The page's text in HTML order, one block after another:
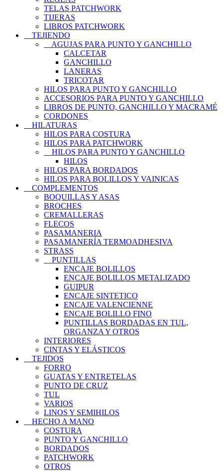
TELAS PATCHWORK
TIJERAS
LIBROS PATCHWORK
TEJIENDO
AGUJAS PARA PUNTO Y GANCHILLO
CALCETAR
GANCHILLO
LANERAS
TRICOTAR
HILOS PARA PUNTO Y GANCHILLO
ACCESORIOS PARA PUNTO Y GANCHILLO
LIBROS DE PUNTO, GANCHILLO Y MACRAMÉ
CORDONES
HILATURAS
HILOS PARA COSTURA
HILOS PARA PATCHWORK
HILOS PARA PUNTO Y GANCHILLO
HILOS
HILOS PARA BORDADOS
HILOS PARA BOLILLOS Y VAINICAS
COMPLEMENTOS
BOQUILLAS Y ASAS
BROCHES
CREMALLERAS
FLECOS
PASAMANERIA
PASAMANERÍA TERMOADHESIVA
STRASS
PUNTILLAS
ENCAJE BOLILLOS
ENCAJE BOLILLOS METALIZADO
GUIPUR
ENCAJE SINTETICO
ENCAJE VALENCIENNE
ENCAJE BOLILLO FINO
PUNTILLAS BORDADAS EN TUL,
ORGANZA Y OTROS
INTERIORES
CINTAS Y ELÁSTICOS
TEJIDOS
FORRO
GUATAS Y ENTRETELAS
PUNTO DE CRUZ
TUL
VARIOS
LINOS Y SEMIHILOS
HECHO A MANO
COSTURA
PUNTO Y GANCHILLO
BORDADOS
PATCHWORK
OTROS